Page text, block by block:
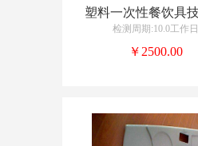
检测周期:10.0工作日
￥2500.00